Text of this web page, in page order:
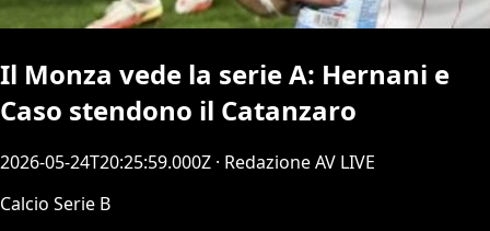
Il Monza vede la serie A: Hernani e
Caso stendono il Catanzaro
2026-05-24T20:25:59.000Z · Redazione AV LIVE
Calcio Serie B